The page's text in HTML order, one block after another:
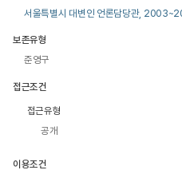
서울특별시 대변인 언론담당관,
보존유형
준영구
접근조건
접근유형
공개
이용조건